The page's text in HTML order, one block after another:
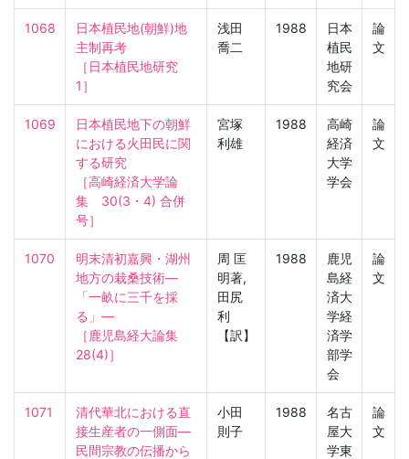
1068
日本植民地(朝鮮)地
主制再考
［日本植民地研究
1］
浅田
喬二
1988
日本
植民
地研
究会
論
文
1069
日本植民地下の朝鮮
における火田民に関
する研究
［高崎経済大学論
集　30(3・4) 合併
号］
宮塚
利雄
1988
高崎
経済
大学
学会
論
文
1070
明末清初嘉興・湖州
地方の栽桑技術—
「一畝に三千を採
る」—
［鹿児島経大論集
28(4)］
周 匡
明著,
田尻
利
【訳】
1988
鹿児
島経
済大
学経
済学
部学
会
論
文
1071
清代華北における直
接生産者の一側面―
民間宗教の伝播から
小田
則子
1988
名古
屋大
学東
論
文